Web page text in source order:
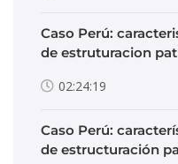
Caso Perú:
de estruturacion
02:24:19
Caso Perú:
de estructuración